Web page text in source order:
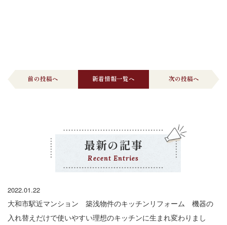
前の投稿へ 新着情報一覧へ 次の投稿へ
最新の記事
Recent Entries
2022.01.22
大和市駅近マンション 築浅物件のキッチンリフォーム 機器の
入れ替えだけで使いやすい理想のキッチンに生まれ変わりまし